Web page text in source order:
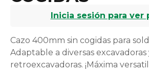
Inicia sesión para ver
Cazo 400mm sin cogidas para
Adaptable a diversas excavadoras
retroexcavadoras. ¡Máxima